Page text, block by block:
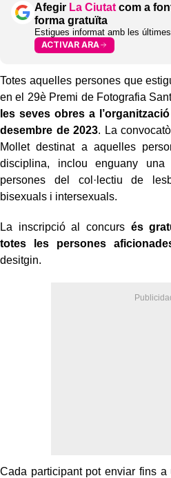
Afegir La Ciutat com a
forma gratuïta
Estigues informat amb les
ACTIVAR ARA
Totes aquelles persones que
en el 29è Premi de Fotografia
les seves obres a
desembre de 2023. La
Mollet destinat a aquelles
disciplina, inclou enguany
persones del col·lectiu de
bisexuals i intersexuals.
La inscripció al concurs és
totes les persones
desitgin.
Cada participant pot enviar fins